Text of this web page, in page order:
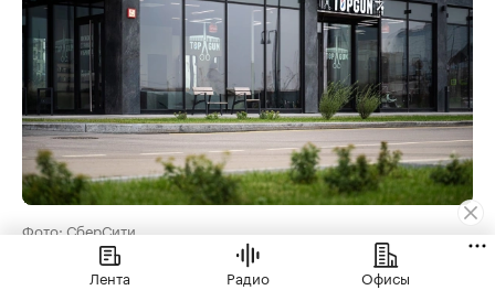
Фото: СберСити
В премиальные проекты заходят рано, и не
Лента Радио Офисы